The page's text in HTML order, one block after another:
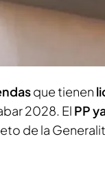
Jaume
opiniones
que tienen
2028. El PP
de la